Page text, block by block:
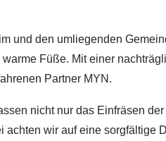
und den umliegenden
Füße. Mit einer
Partner MYN.
nicht nur das Einfräsen
achten wir auf eine sorgfältige